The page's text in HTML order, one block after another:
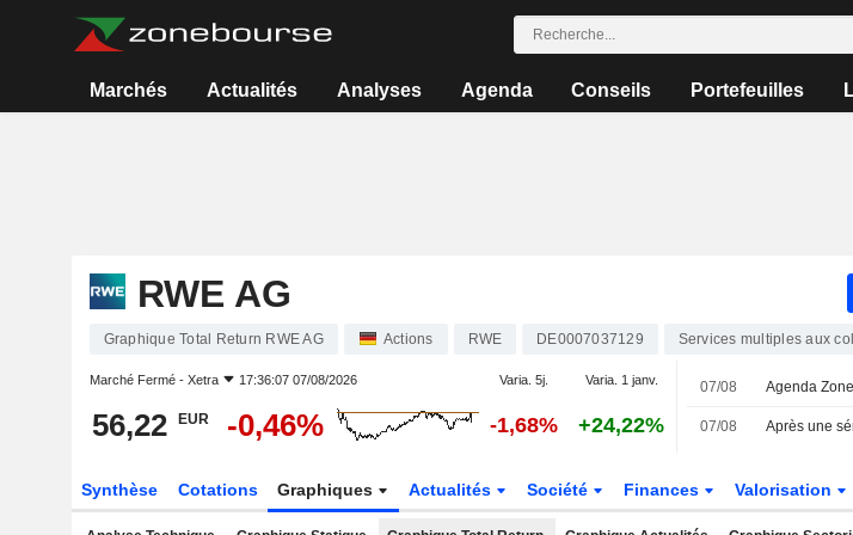
Marchés Actualités Analyses Agenda Conseils Portefeuilles
RWE AG
Graphique Total Return RWE AG Actions RWE DE0007037129 Services multiples aux
Marché Fermé - Xetra 17:36:07 07/08/2026 Varia. 5j. Varia. 1 janv.
56,22 EUR -0,46% -1,68% +24,22%
07/08
07/08
Synthèse Cotations Graphiques Actualités Société Finances Valorisation